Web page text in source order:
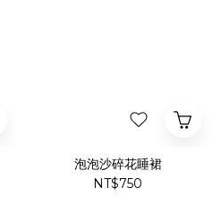
泡泡沙碎花睡裙
NT$750